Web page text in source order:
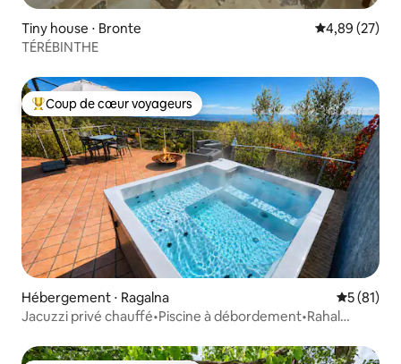
Tiny house ⋅ Bronte Évaluation
4,89 (27)
TÉRÉBINTHE
Coups de cœur voyageurs les plus appréciés
Coup de cœur voyageurs
Hébergement ⋅ Ragalna
5 (81)
Jacuzzi privé chauffé•Piscine à débordement•Rahal